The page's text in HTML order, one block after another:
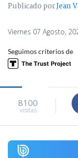
Publicado porJean
Viernes 07 Agosto,
Seguimos criterios de
8100
visitas